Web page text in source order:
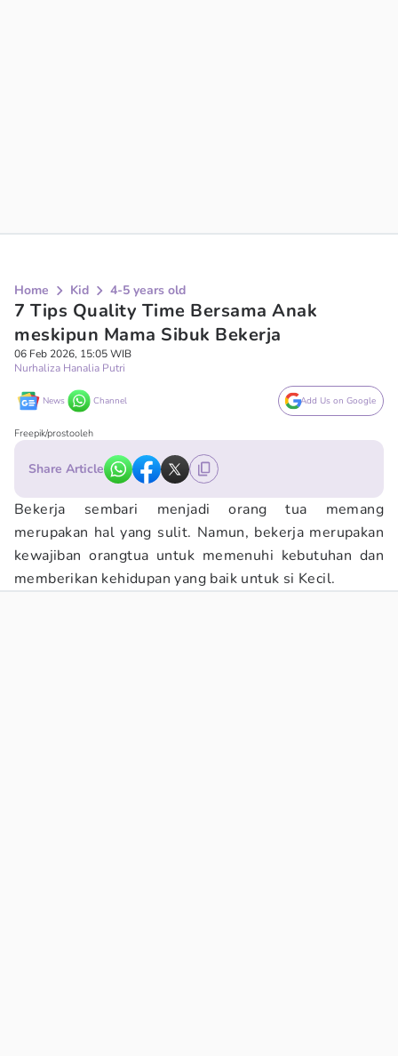
Home Kid 4-5 years old
7 Tips Quality Time Bersama Anak
meskipun Mama Sibuk Bekerja
06 Feb 2026, 15:05 WIB
Nurhaliza Hanalia Putri
News Channel Add Us on Google
Freepik/prostooleh
Share Article
Bekerja sembari menjadi orang tua memang
merupakan hal yang sulit. Namun, bekerja merupakan
kewajiban orangtua untuk memenuhi kebutuhan dan
memberikan kehidupan yang baik untuk si Kecil.